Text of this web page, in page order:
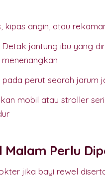
kipas angin, atau
Detak jantung ibu yang
menenangkan
pada perut searah jarum
mobil atau stroller
Malam Perlu
jika bayi rewel